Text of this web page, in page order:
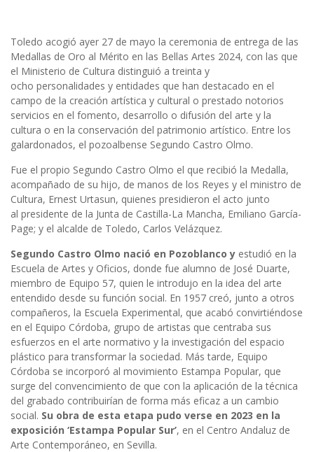
Toledo acogió ayer 27 de mayo la ceremonia de entrega de las
Medallas de Oro al Mérito en las Bellas Artes 2024, con las que
el Ministerio de Cultura distinguió a treinta y
ocho personalidades y entidades que han destacado en el
campo de la creación artística y cultural o prestado notorios
servicios en el fomento, desarrollo o difusión del arte y la
cultura o en la conservación del patrimonio artístico. Entre los
galardonados, el pozoalbense Segundo Castro Olmo.
Fue el propio Segundo Castro Olmo el que recibió la Medalla,
acompañado de su hijo, de manos de los Reyes y el ministro de
Cultura, Ernest Urtasun, quienes presidieron el acto junto
al presidente de la Junta de Castilla-La Mancha, Emiliano García-
Page; y el alcalde de Toledo, Carlos Velázquez.
Segundo Castro Olmo nació en Pozoblanco y estudió en la
Escuela de Artes y Oficios, donde fue alumno de José Duarte,
miembro de Equipo 57, quien le introdujo en la idea del arte
entendido desde su función social. En 1957 creó, junto a otros
compañeros, la Escuela Experimental, que acabó convirtiéndose
en el Equipo Córdoba, grupo de artistas que centraba sus
esfuerzos en el arte normativo y la investigación del espacio
plástico para transformar la sociedad. Más tarde, Equipo
Córdoba se incorporó al movimiento Estampa Popular, que
surge del convencimiento de que con la aplicación de la técnica
del grabado contribuirían de forma más eficaz a un cambio
social. Su obra de esta etapa pudo verse en 2023 en la
exposición ‘Estampa Popular Sur’, en el Centro Andaluz de
Arte Contemporáneo, en Sevilla.